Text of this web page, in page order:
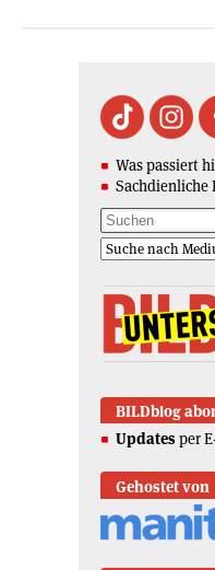
Was passiert
Sachdienliche
BILDblog
Updates per
Gehostet von